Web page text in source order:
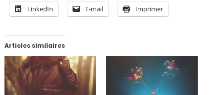
LinkedIn E-mail Imprimer
Articles similaires